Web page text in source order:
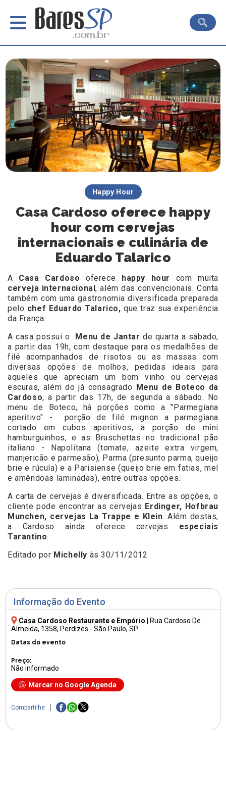
Informação do Evento
Casa Cardoso Restaurante e Empório
Rua Cardoso De
Almeida, 1358, Perdizes - São Paulo, SP
Datas do evento
Preço:
Não informado
Marcar no Google Agenda
Compartilhe
Happy Hour
Casa Cardoso oferece happy
hour com cervejas
internacionais e culinária de
Eduardo Talarico
A Casa Cardoso oferece happy hour
com muita
cerveja internacional, além das convencionais. Conta
também com uma gastronomia diversificada preparada
pelo chef Eduardo Talarico, que traz sua experiência
da França.
A casa possui o
Menu de Jantar de quarta a sábado,
a partir das 19h, com destaque para os medalhões de
filé acompanhados de risotos ou as massas com
diversas opções de molhos, pedidas ideais para
aqueles que apreciam um bom vinho ou cervejas
escuras, além do já consagrado
Menu de Boteco da
Cardoso, a partir das 17h, de segunda a sábado. No
menu de Boteco, há porções como a "Parmegiana
aperitivo" - porção de filé mignon a parmegiana
cortado em cubos aperitivos, a porção de mini
hamburguinhos, e as Bruschettas no tradicional pão
italiano - Napolitana (tomate, azeite extra virgem,
manjericão e parmesão), Parma (presunto parma, queijo
brie e rúcula) e a Parisiense (queijo brie em fatias, mel
e amêndoas laminadas), entre outras opções.
A carta de cervejas é diversificada. Entre as opções, o
cliente pode encontrar as cervejas Erdinger, Hofbrau
Munchen, cervejas La Trappe e Klein. Além destas,
a Cardoso ainda oferece cervejas especiais
Tarantino.
Editado por Michelly às 30/11/2012